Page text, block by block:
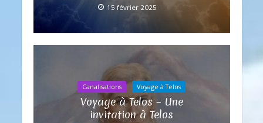
15 février 2025
Canalisations Voyage à Telos
Voyage à Telos – Une
invitation à Telos